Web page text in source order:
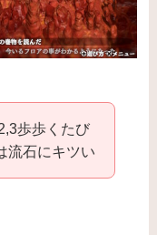
歩歩くたび
流石にキツい